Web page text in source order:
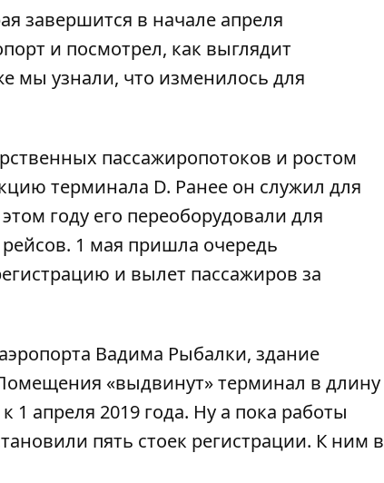
завершится в начале апреля
и посмотрел, как выглядит
мы узнали, что изменилось для
пассажиропотоков и ростом
терминала D. Ранее он служил для
году его переоборудовали для
1 мая пришла очередь
и вылет пассажиров за
Вадима Рыбалки, здание
«выдвинут» терминал в длину
апреля 2019 года. Ну а пока работы
пять стоек регистрации. К ним в